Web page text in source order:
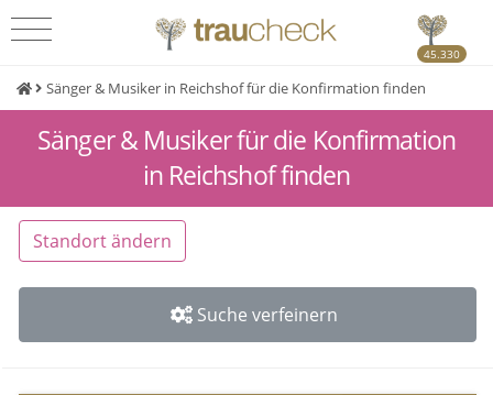
45.330
Sänger & Musiker in Reichshof für die Konfirmation finden
Sänger & Musiker für die Konfirmation
in Reichshof finden
Standort ändern
Suche verfeinern